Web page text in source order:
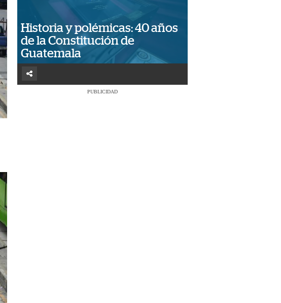
Historia y polémicas: 40 años
de la Constitución de
Guatemala
PUBLICIDAD